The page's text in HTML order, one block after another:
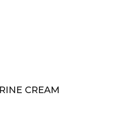
CREAM